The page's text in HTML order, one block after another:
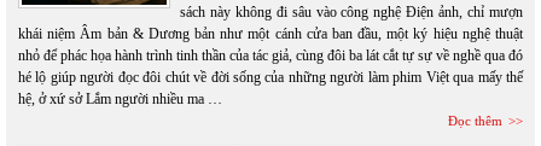
sách này không đi sâu vào công nghệ Điện ảnh, chỉ mượn
khái niệm Âm bản & Dương bản như một cánh cửa ban đầu, một ký hiệu nghệ thuật
nhỏ để phác họa hành trình tinh thần của tác giả, cùng đôi ba lát cắt tự sự về nghề qua đó
hé lộ giúp người đọc đôi chút về đời sống của những người làm phim Việt qua mấy thế
hệ, ở xứ sở Lắm người nhiều ma …
Đọc thêm